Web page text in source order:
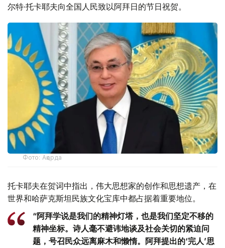
尔特·托卡耶夫向全国人民致以阿拜日的节日祝贺。
Фото: Ақорда
托卡耶夫在贺词中指出，伟大思想家的创作和思想遗产，在
世界和哈萨克斯坦民族文化宝库中都占据着重要地位。
“阿拜学说是我们的精神灯塔，也是我们坚定不移的
精神坐标。诗人毫不避讳地谈及社会关切的紧迫问
题，号召民众远离麻木和懒惰。阿拜提出的‘完人’思